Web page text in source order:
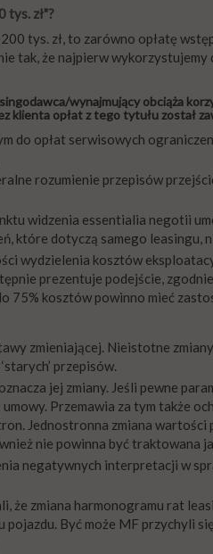
tys. zł"?
tys. zł, to zarówno opłatę
tak, że najpierw wykorzystujemy
wynajmujący obciąża
klienta opłat z tego tytułu został
do opłat serwisowych
rozumienie przepisów
widzenia essentialia negotii
które dotyczą samego leasingu,
wydzielenia kosztów
prezentuje podejście,
75% kosztów powinno mieć
zmieniającej. Nieistotne
przepisów.
jej zmiany. Jeśli pewne
Przemawia za tym także
Jednostronna zmiana wartości
nie powinna być traktowana
negatywnych interpretacji w
że zmiana harmonogramu rat
Być może MF przychyli